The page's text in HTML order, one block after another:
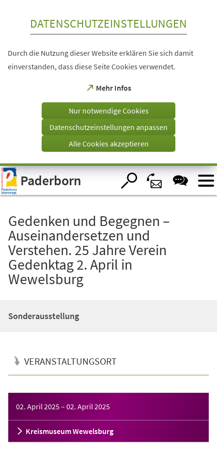
Visuelle
Assistenzsoftware
öffnen.
DATENSCHUTZEINSTELLUNGEN
Durch die Nutzung dieser Website erklären Sie sich damit
einverstanden, dass diese Seite Cookies verwendet.
Mehr Infos
(Öffnet
einem
Tab)
Nur notwendige Cookies
Datenschutzeinstellungen anpassen
Alle Cookies akzeptieren
Paderborn
Gedenken und Begegnen –
Auseinandersetzen und
Verstehen. 25 Jahre Verein
Gedenktag 2. April in
Wewelsburg
Sonderausstellung
VERANSTALTUNGSORT
02. April 2025– 02. April 2025
Kreismuseum Wewelsburg